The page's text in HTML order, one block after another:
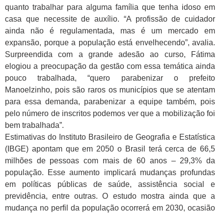
quanto trabalhar para alguma família que tenha idoso em
casa que necessite de auxílio. “A profissão de cuidador
ainda não é regulamentada, mas é um mercado em
expansão, porque a população está envelhecendo”, avalia.
Surpreendida com a grande adesão ao curso, Fátima
elogiou a preocupação da gestão com essa temática ainda
pouco trabalhada, “quero parabenizar o prefeito
Manoelzinho, pois são raros os municípios que se atentam
para essa demanda, parabenizar a equipe também, pois
pelo número de inscritos podemos ver que a mobilização foi
bem trabalhada”.
Estimativas do Instituto Brasileiro de Geografia e Estatística
(IBGE) apontam que em 2050 o Brasil terá cerca de 66,5
milhões de pessoas com mais de 60 anos – 29,3% da
população. Esse aumento implicará mudanças profundas
em políticas públicas de saúde, assistência social e
previdência, entre outras. O estudo mostra ainda que a
mudança no perfil da população ocorrerá em 2030, ocasião